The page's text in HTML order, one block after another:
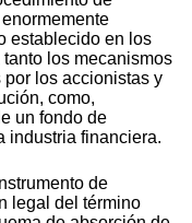
establecido en los
los mecanismos
los accionistas y
como,
un fondo de
industria financiera.
de
legal del término